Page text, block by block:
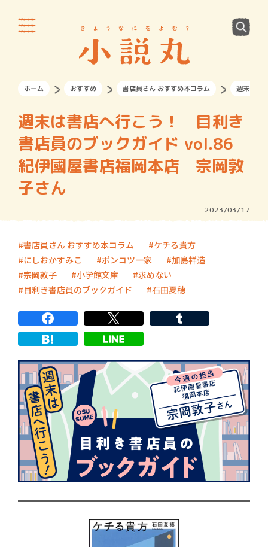
ホーム おすすめ 書店員さん おすすめ本コラム 週末は書
週末は書店へ行こう！ 目利き
書店員のブックガイド vol.86
紀伊國屋書店福岡本店 宗岡敦
子さん
2023/03/17
書店員さん おすすめ本コラム
ケチる貴方
にしおかすみこ
ポンコツ一家
加島祥造
宗岡敦子
小学館文庫
求めない
目利き書店員のブックガイド
石田夏穂